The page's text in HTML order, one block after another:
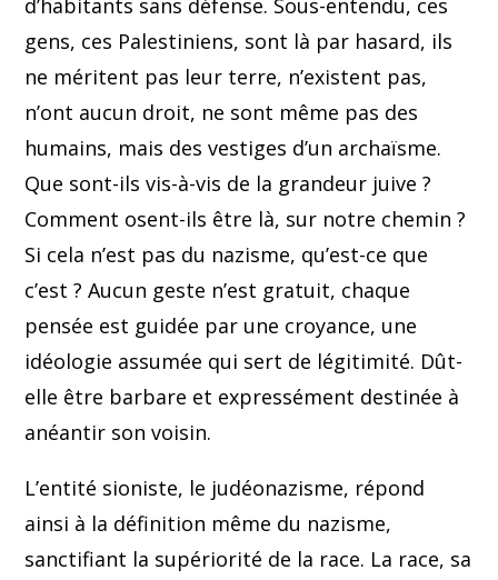
d’habitants sans défense. Sous-entendu, ces
gens, ces Palestiniens, sont là par hasard, ils
ne méritent pas leur terre, n’existent pas,
n’ont aucun droit, ne sont même pas des
humains, mais des vestiges d’un archaïsme.
Que sont-ils vis-à-vis de la grandeur juive ?
Comment osent-ils être là, sur notre chemin ?
Si cela n’est pas du nazisme, qu’est-ce que
c’est ? Aucun geste n’est gratuit, chaque
pensée est guidée par une croyance, une
idéologie assumée qui sert de légitimité. Dût-
elle être barbare et expressément destinée à
anéantir son voisin.
L’entité sioniste, le judéonazisme, répond
ainsi à la définition même du nazisme,
sanctifiant la supériorité de la race. La race, sa